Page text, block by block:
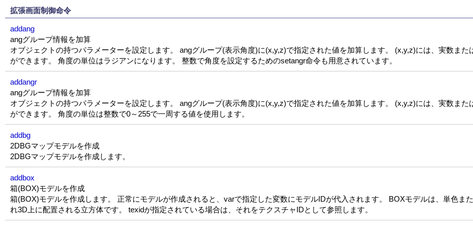
拡張画面制御命令
addang
angグループ情報を加算
オブジェクトの持つパラメーターを設定します。 angグループ(表示角度)に(x,y,z)で指定された値を加算します。 (x,y,z)には、実数また
ができます。 角度の単位はラジアンになります。 整数で角度を設定するためのsetangr命令も用意されています。
addangr
angグループ情報を加算
オブジェクトの持つパラメーターを設定します。 angグループ(表示角度)に(x,y,z)で指定された値を加算します。 (x,y,z)には、実数また
ができます。 角度の単位は整数で0～255で一周する値を使用します。
addbg
2DBGマップモデルを作成
2DBGマップモデルを作成します。
addbox
箱(BOX)モデルを作成
箱(BOX)モデルを作成します。 正常にモデルが作成されると、varで指定した変数にモデルIDが代入されます。 BOXモデルは、単色ま
れ3D上に配置される立方体です。 texidが指定されている場合は、それをテクスチャIDとして参照します。